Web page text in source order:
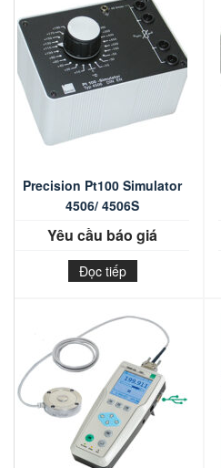
Precision Pt100 Simulator
4506/ 4506S
Yêu cầu báo giá
Đọc tiếp